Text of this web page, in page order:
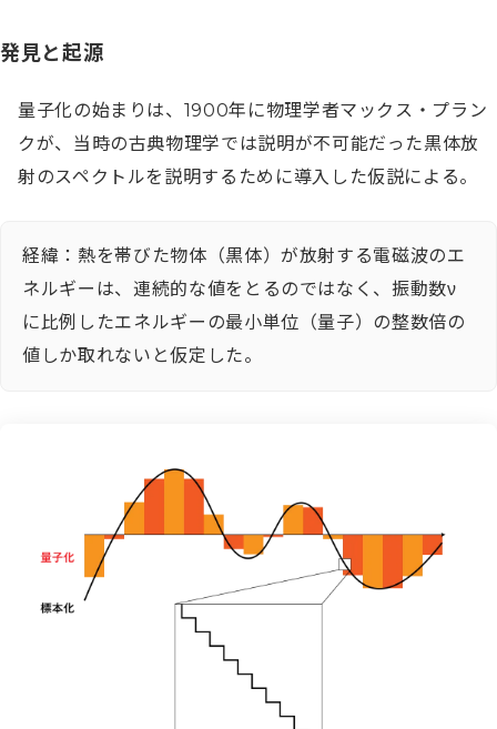
発見と起源
量子化の始まりは、1900年に物理学者マックス・プラン
クが、当時の古典物理学では説明が不可能だった黒体放
射のスペクトルを説明するために導入した仮説による。
経緯：熱を帯びた物体（黒体）が放射する電磁波のエ
ネルギーは、連続的な値をとるのではなく、振動数ν
に比例したエネルギーの最小単位（量子）の整数倍の
値しか取れないと仮定した。